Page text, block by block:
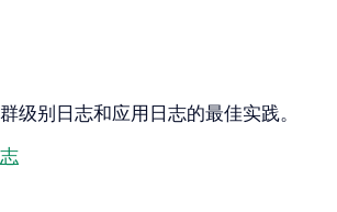
级别日志和应用日志的最佳实践。